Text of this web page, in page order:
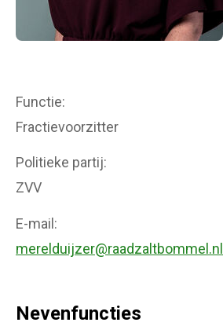
Functie
Fractievoorzitter
Politieke partij
ZVV
E-mail
merelduijzer@raadzaltbommel.nl
Nevenfuncties